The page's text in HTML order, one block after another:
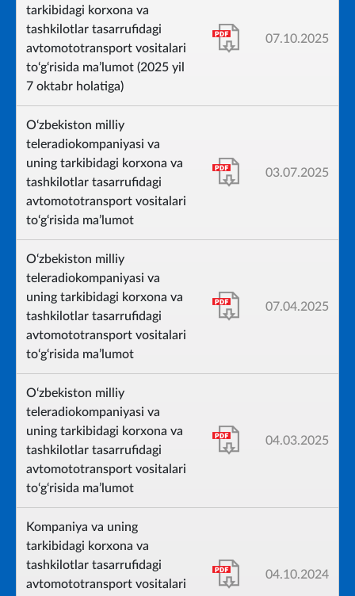
tarkibidagi korxona va
tashkilotlar tasarrufidagi
avtomototransport vositalari
to‘g‘risida ma’lumot (2025 yil
7 oktabr holatiga)
07.10.2025
O‘zbekiston milliy
teleradiokompaniyasi va
uning tarkibidagi korxona va
tashkilotlar tasarrufidagi
avtomototransport vositalari
to‘g‘risida ma’lumot
03.07.2025
O‘zbekiston milliy
teleradiokompaniyasi va
uning tarkibidagi korxona va
tashkilotlar tasarrufidagi
avtomototransport vositalari
to‘g‘risida ma’lumot
07.04.2025
O‘zbekiston milliy
teleradiokompaniyasi va
uning tarkibidagi korxona va
tashkilotlar tasarrufidagi
avtomototransport vositalari
to‘g‘risida ma’lumot
04.03.2025
Kompaniya va uning
tarkibidagi korxona va
tashkilotlar tasarrufidagi
avtomototransport vositalari
04.10.2024